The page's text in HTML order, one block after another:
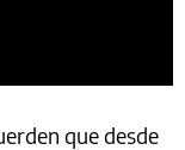
que desde